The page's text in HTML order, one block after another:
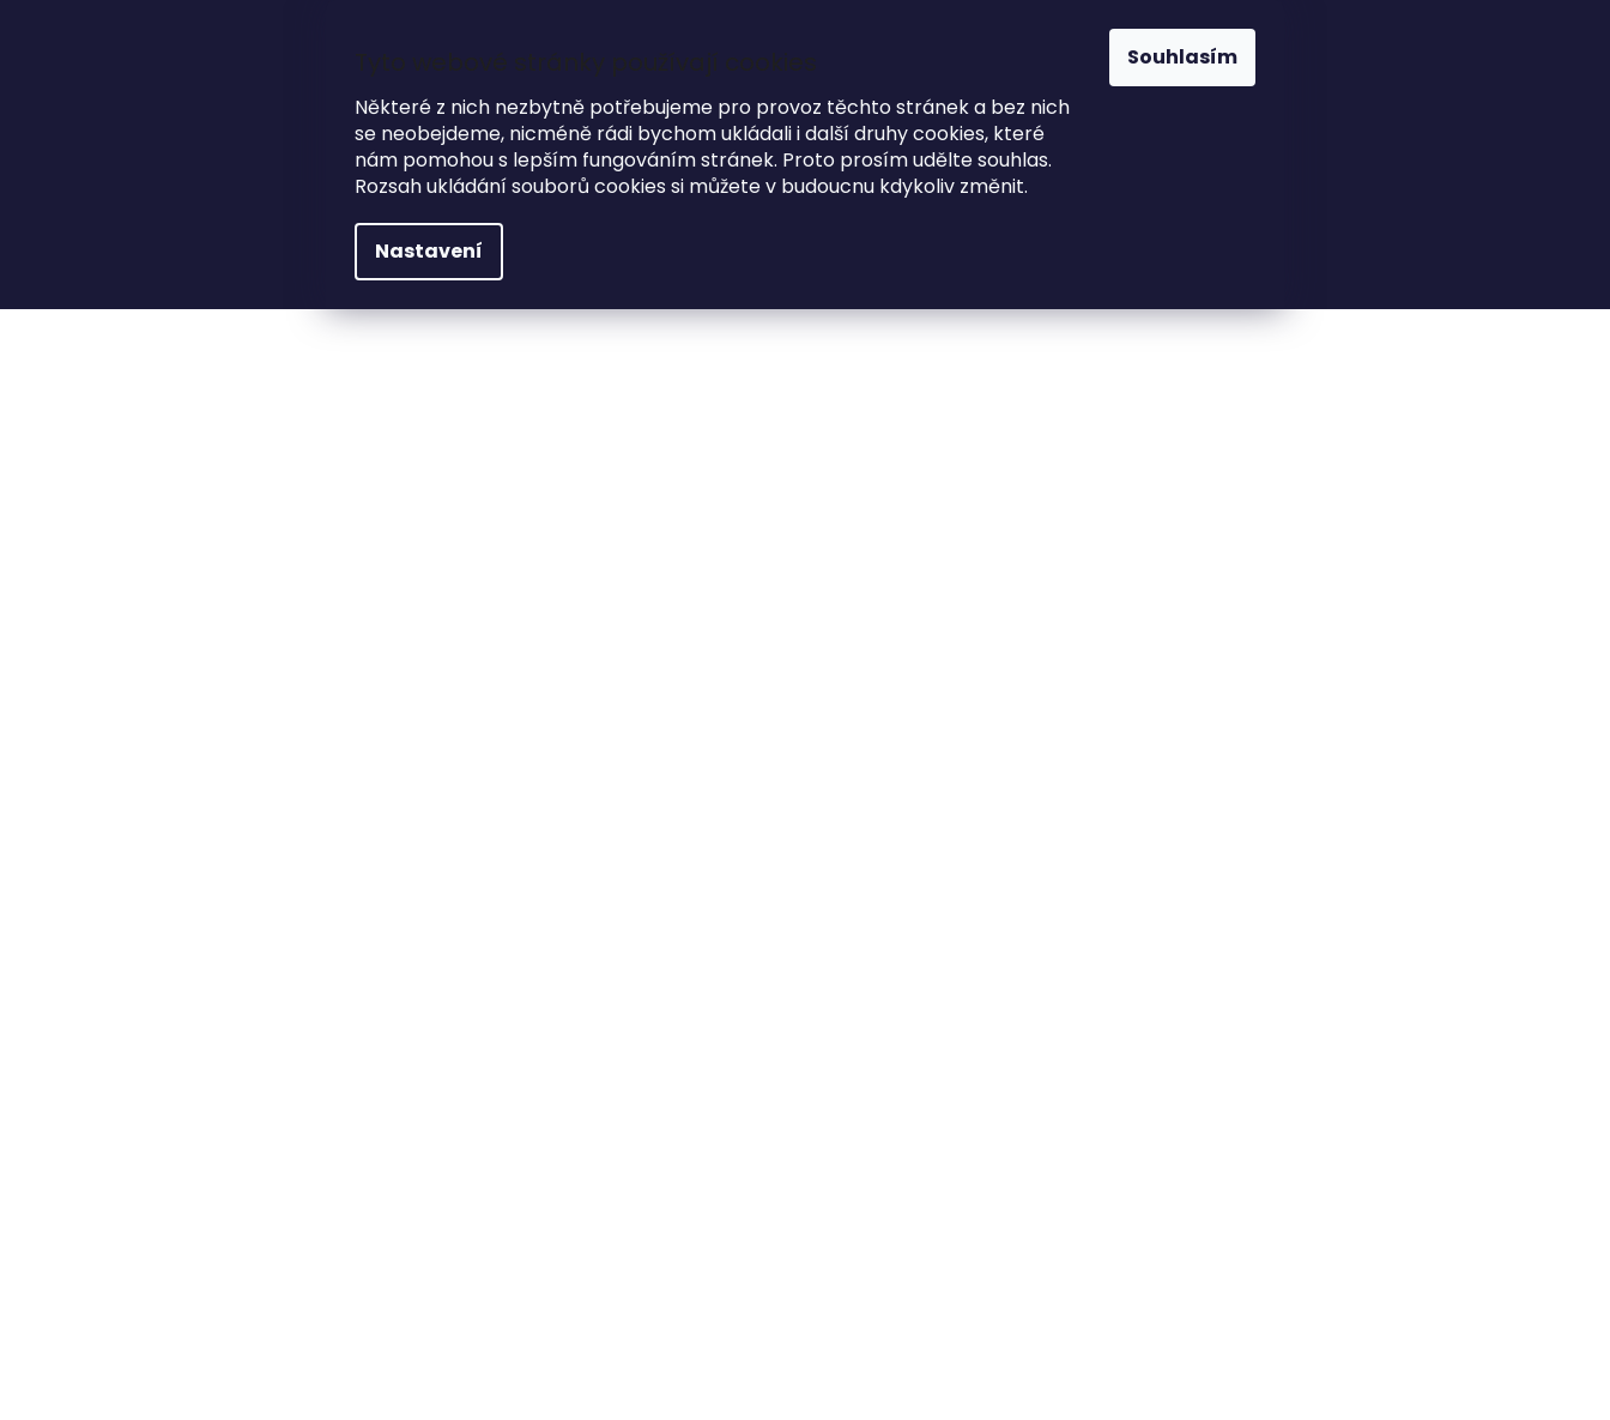
Tyto webové stránky používají cookies
Některé z nich nezbytně potřebujeme pro provoz těchto stránek a bez nich
se neobejdeme, nicméně rádi bychom ukládali i další druhy cookies, které
nám pomohou s lepším fungováním stránek. Proto prosím udělte souhlas.
Rozsah ukládání souborů cookies si můžete v budoucnu kdykoliv změnit.
Nastavení
Souhlasím
723816110
info@woodkingdom.cz
HLEDAT
DÁRKOVÉ PŘEDMĚTY MODNÍ DOPLŇKY O NÁS
Dřevěné fotoalbum VLASTNÍ FOTOGRAFIE